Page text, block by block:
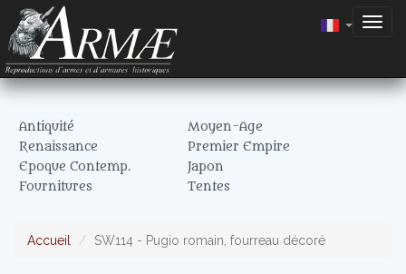
Antiquité
Moyen-Age
Renaissance
Premier Empire
Epoque Contemp.
Japon
Fournitures
Tentes
Accueil SW114 - Pugio romain, fourreau décoré